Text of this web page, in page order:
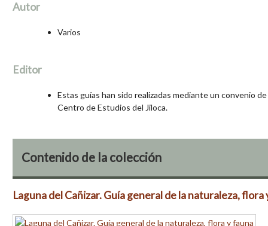
Autor
Varios
Editor
Estas guías han sido realizadas mediante un convenio
Centro de Estudios del Jiloca.
Contenido de la colección
Laguna del Cañizar. Guía general de la naturaleza, flora